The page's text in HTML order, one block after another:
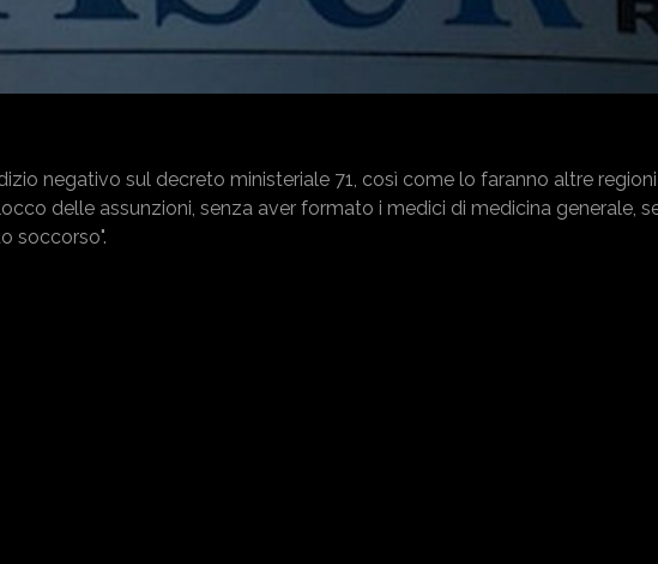
negativo sul decreto ministeriale 71, così come lo faranno altre
delle assunzioni, senza aver formato i medici di medicina generale,
soccorso".